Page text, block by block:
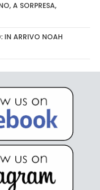
A SORPRESA,
IN ARRIVO NOAH